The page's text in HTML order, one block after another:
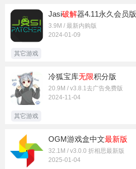
Jasi破解器4.11永久会员版
3.9M / 最新内购版
2024-01-09
其它游戏
冷狐宝库无限积分版
20.9M / v3.8.1去广告免费版
2024-11-04
其它游戏
OGM游戏盒中文最新版
32.1M / v3.0.0 折相思最新版
2025-01-04